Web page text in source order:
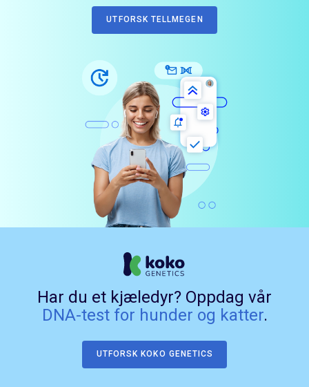
UTFORSK TELLMEGEN
Har du et kjæledyr? Oppdag vår
DNA-test for hunder og katter.
UTFORSK KOKO GENETICS